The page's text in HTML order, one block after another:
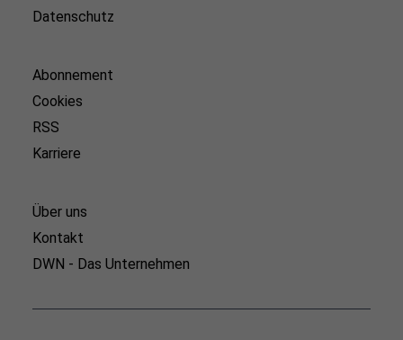
Datenschutz
Abonnement
Cookies
RSS
Karriere
Über uns
Kontakt
DWN - Das Unternehmen